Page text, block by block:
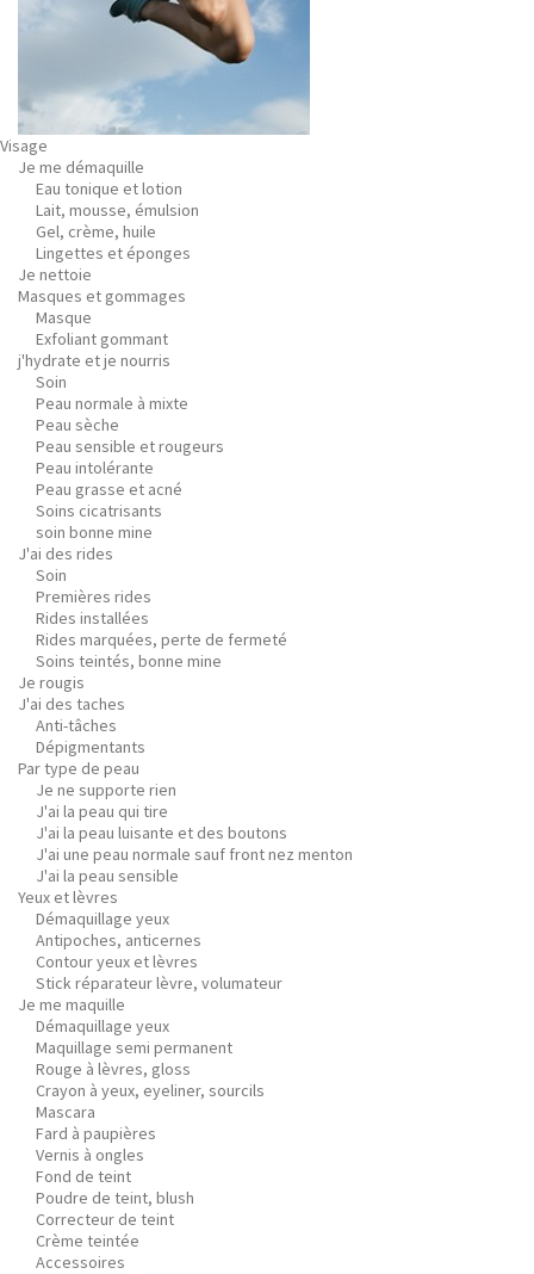
Visage
Je me démaquille
Eau tonique et lotion
Lait, mousse, émulsion
Gel, crème, huile
Lingettes et éponges
Je nettoie
Masques et gommages
Masque
Exfoliant gommant
j'hydrate et je nourris
Soin
Peau normale à mixte
Peau sèche
Peau sensible et rougeurs
Peau intolérante
Peau grasse et acné
Soins cicatrisants
soin bonne mine
J'ai des rides
Soin
Premières rides
Rides installées
Rides marquées, perte de fermeté
Soins teintés, bonne mine
Je rougis
J'ai des taches
Anti-tâches
Dépigmentants
Par type de peau
Je ne supporte rien
J'ai la peau qui tire
J'ai la peau luisante et des boutons
J'ai une peau normale sauf front nez menton
J'ai la peau sensible
Yeux et lèvres
Démaquillage yeux
Antipoches, anticernes
Contour yeux et lèvres
Stick réparateur lèvre, volumateur
Je me maquille
Démaquillage yeux
Maquillage semi permanent
Rouge à lèvres, gloss
Crayon à yeux, eyeliner, sourcils
Mascara
Fard à paupières
Vernis à ongles
Fond de teint
Poudre de teint, blush
Correcteur de teint
Crème teintée
Accessoires